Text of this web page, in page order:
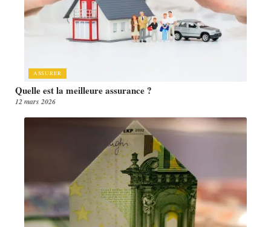
ASSURER
Quelle est la meilleure assurance ?
12 mars 2026